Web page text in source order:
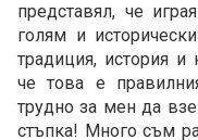
представял, че
голям и
традиция, история и
че това е
трудно за мен да
стъпка! Много съм